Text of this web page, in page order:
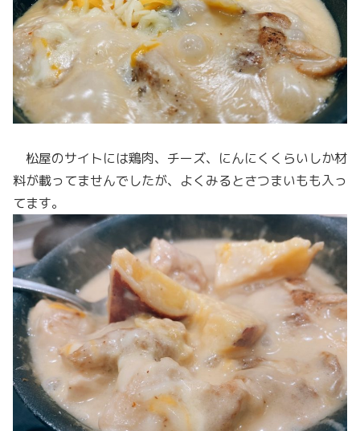
松屋のサイトには鶏肉、チーズ、にんにくくらいしか材
料が載ってませんでしたが、よくみるとさつまいもも入っ
てます。